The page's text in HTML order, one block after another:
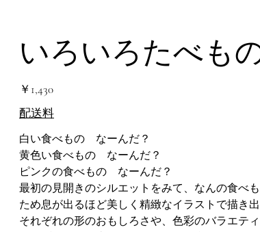
いろいろたべも
価
格
￥1,430
配送料
白い食べもの なーんだ？
黄色い食べもの なーんだ？
ピンクの食べもの なーんだ？
最初の見開きのシルエットをみて、なんの食べ
ため息が出るほど美しく精緻なイラストで描き出
それぞれの形のおもしろさや、色彩のバラエテ